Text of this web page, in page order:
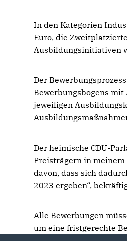
In den Kategorien
Euro, die
Ausbildungsinitiativen
Der
Bewerbungsbogens
jeweiligen
Der heimische CDU-
Preisträgern in
davon, dass sich
2023 ergeben“,
Alle Bewerbungen
um eine fristgerechte